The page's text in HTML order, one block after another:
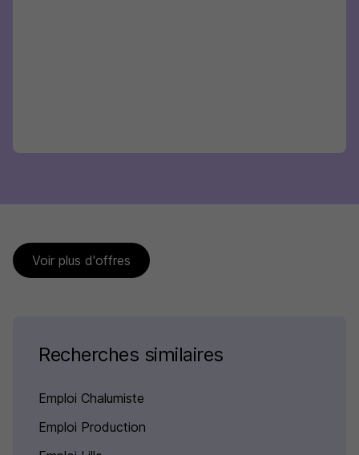
Voir plus d'offres
Recherches similaires
Emploi Chalumiste
Emploi Production